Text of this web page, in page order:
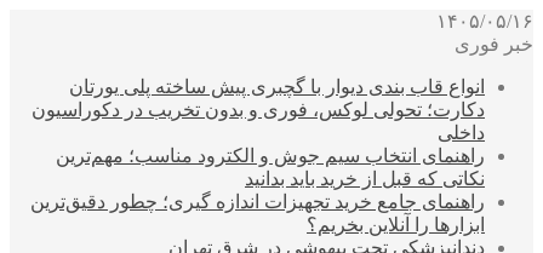
۱۴۰۵/۰۵/۱۶
خبر فوری
انواع قاب بندی دیوار با گچبری پیش ساخته پلی یورتان
دکارت؛ تحولی لوکس، فوری و بدون تخریب در دکوراسیون
داخلی
راهنمای انتخاب سیم جوش و الکترود مناسب؛ مهم‌ترین
نکاتی که قبل از خرید باید بدانید
راهنمای جامع خرید تجهیزات اندازه گیری؛ چطور دقیق‌ترین
ابزارها را آنلاین بخریم؟
دندانپزشکی تحت بیهوشی در شرق تهران